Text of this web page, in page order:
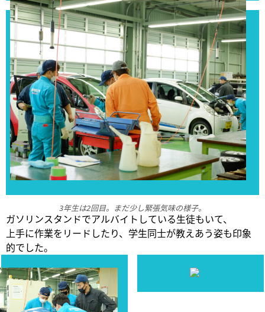
3年生は2回目。まだ少し緊張気味の様子。
ガソリンスタンドでアルバイトしている生徒もいて、
上手に作業をリードしたり、学生同士が教えあう姿も印象
的でした。